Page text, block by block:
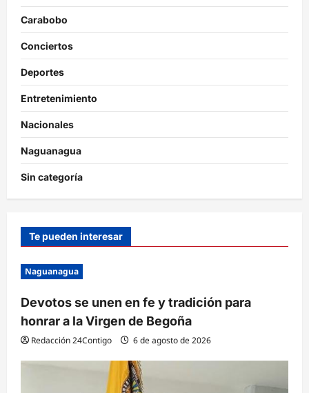
Carabobo
Conciertos
Deportes
Entretenimiento
Nacionales
Naguanagua
Sin categoría
Te pueden interesar
Naguanagua
Devotos se unen en fe y tradición para
honrar a la Virgen de Begoña
Redacción 24Contigo 6 de agosto de 2026